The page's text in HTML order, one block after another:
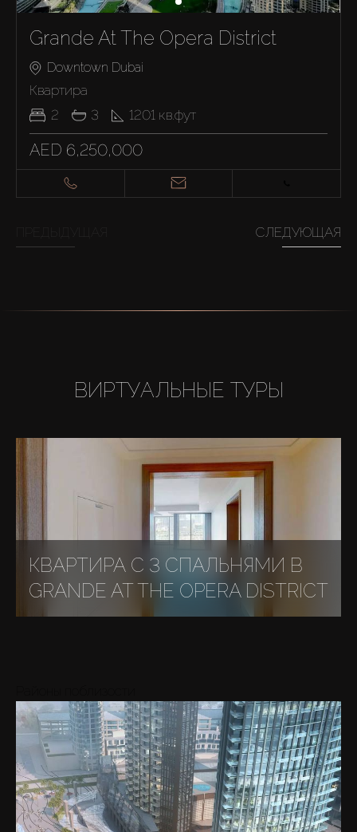
Grande At The Opera District
Downtown Dubai
Квартира
2
3 1201 кв.фут
AED 6,250,000
СЛЕДУЮЩАЯ
ВИРТУАЛЬНЫЕ ТУРЫ
КВАРТИРА С 3 СПАЛЬНЯМИ В
GRANDE AT THE OPERA DISTRICT